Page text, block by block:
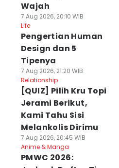
Wajah
7 Aug 2026, 20:10 WIB
Life
Pengertian Human
Design dan 5
Tipenya
7 Aug 2026, 21:20 WIB
Relationship
[QUIZ] Pilih Kru Topi
Jerami Berikut,
Kami Tahu Sisi
Melankolis Dirimu
7 Aug 2026, 20:45 WIB
Anime & Manga
PMWC 2026: